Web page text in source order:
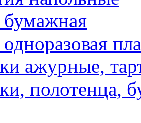
ажурные,
полотенца,